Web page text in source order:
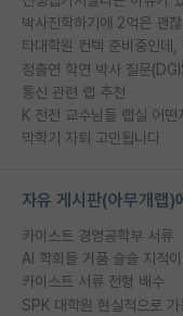
정출연 학연 박사 질문
통신 관련 랩 추천
K 전전 교수님들 랩실 어떤
막학기 자퇴 고민됩니다
자유 게시판(아무개랩)
카이스트 경영공학부 서류
AI 학회들 거품 슬슬 지적
카이스트 서류 전형 배수
SPK 대학원 현실적으로